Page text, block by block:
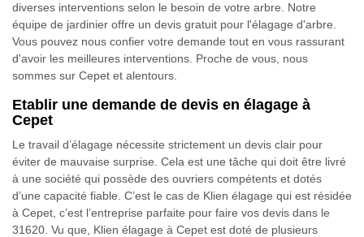
diverses interventions selon le besoin de votre arbre. Notre
équipe de jardinier offre un devis gratuit pour l'élagage d'arbre.
Vous pouvez nous confier votre demande tout en vous rassurant
d'avoir les meilleures interventions. Proche de vous, nous
sommes sur Cepet et alentours.
Etablir une demande de devis en élagage à
Cepet
Le travail d’élagage nécessite strictement un devis clair pour
éviter de mauvaise surprise. Cela est une tâche qui doit être livré
à une société qui possède des ouvriers compétents et dotés
d’une capacité fiable. C’est le cas de Klien élagage qui est résidée
à Cepet, c’est l’entreprise parfaite pour faire vos devis dans le
31620. Vu que, Klien élagage à Cepet est doté de plusieurs